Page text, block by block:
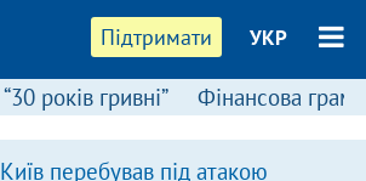
Підтримати УКР
“30 років гривні” Фінансова
Київ перебував під атакою